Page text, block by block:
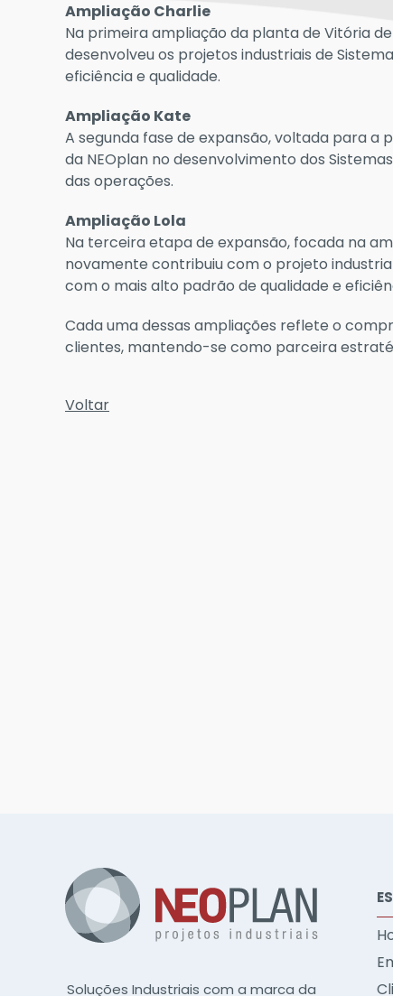
Ampliação Charlie
Na primeira ampliação da planta de Vitória
desenvolveu os projetos industriais de
eficiência e qualidade.
Ampliação Kate
A segunda fase de expansão, voltada para
da NEOplan no desenvolvimento dos
das operações.
Ampliação Lola
Na terceira etapa de expansão, focada na
novamente contribuiu com o projeto
com o mais alto padrão de qualidade e
Cada uma dessas ampliações reflete o
clientes, mantendo-se como parceira
Voltar
Soluções Industriais com a marca da